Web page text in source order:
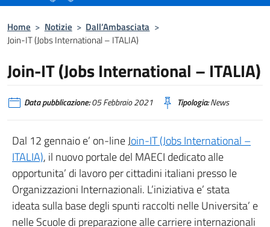
Home > Notizie > Dall’Ambasciata >
Join-IT (Jobs International – ITALIA)
Join-IT (Jobs International – ITALIA)
Data pubblicazione:05 Febbraio 2021 Tipologia:News
Dal 12 gennaio e’ on-lineJoin-IT (Jobs International –
ITALIA), il nuovo portale del MAECI dedicato alle
opportunita’ di lavoro per cittadini italiani presso le
Organizzazioni Internazionali. L’iniziativa e’ stata
ideata sulla base degli spunti raccolti nelle Universita’ e
nelle Scuole di preparazione alle carriere internazionali